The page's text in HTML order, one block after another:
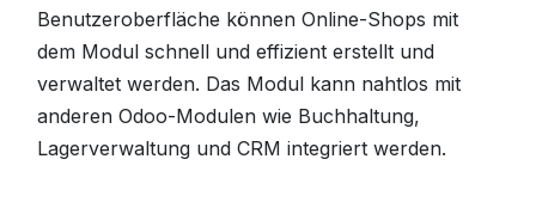
Benutzeroberfläche können Online-Shops mit
dem Modul schnell und effizient erstellt und
verwaltet werden. Das Modul kann nahtlos mit
anderen Odoo-Modulen wie Buchhaltung,
Lagerverwaltung und CRM integriert werden.